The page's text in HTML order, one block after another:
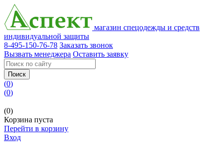
магазин спецодежды и средств
индивидуальной защиты
8-495-150-76-78 Заказать звонок
Вызвать менеджера Оставить заявку
Поиск
(0)
(0)
(0)
Корзина пуста
Перейти в корзину
Вход